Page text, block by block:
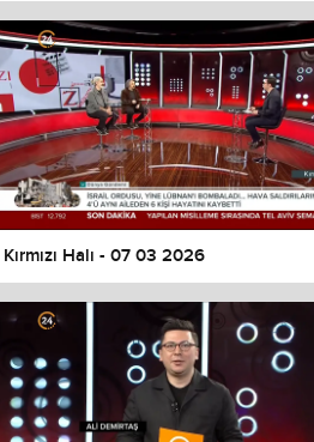
Kırmızı Halı - 07 03 2026